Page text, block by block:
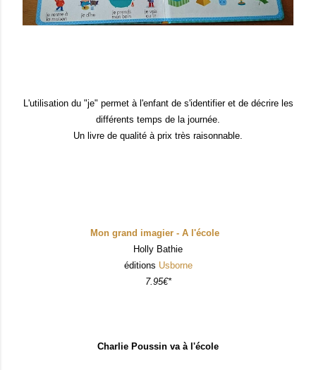
L 'utilisation du "je" permet à l'enfant de s'identifier et de décrire les
différents temps de la journée.
Un livre de qualité à prix très raisonnable
Mon grand imagier - A l'école
Holly Bathie
éditions Usborne
7.95€*
Charlie Poussin va à l'école